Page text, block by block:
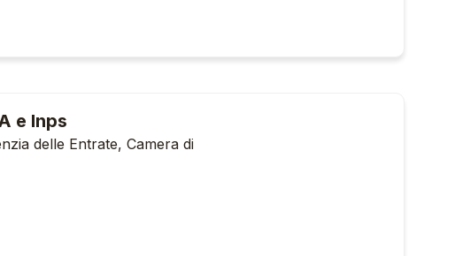
e Inps
delle Entrate, Camera di